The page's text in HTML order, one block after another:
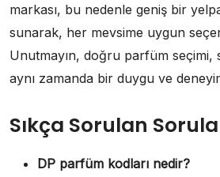
markası, bu nedenle geniş bir
sunarak, her mevsime uygun
Unutmayın, doğru parfüm seçimi,
aynı zamanda bir duygu ve
Sıkça Sorulan
DP parfüm kodları nedir?